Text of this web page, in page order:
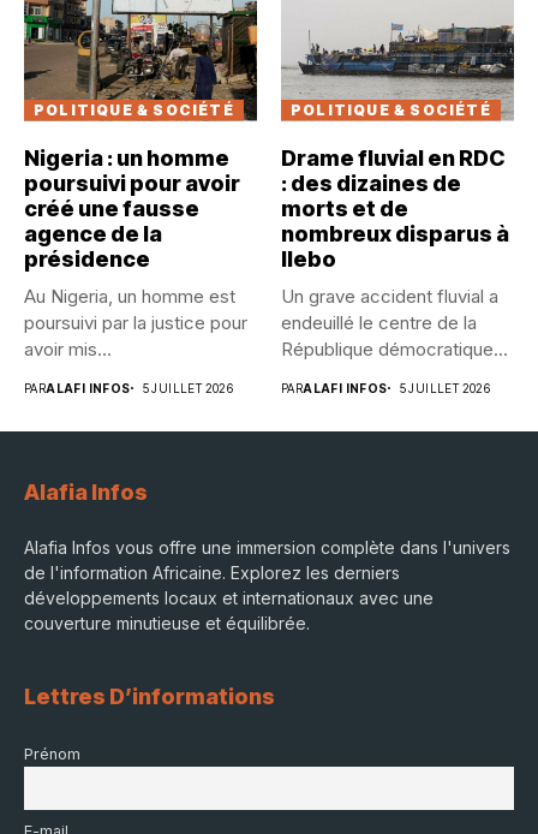
POLITIQUE & SOCIÉTÉ
Nigeria : un homme
poursuivi pour avoir
créé une fausse
agence de la
présidence
Au Nigeria, un homme est
poursuivi par la justice pour
avoir mis...
PARALAFI INFOS 5 JUILLET 2026
POLITIQUE & SOCIÉTÉ
Drame fluvial en RDC
: des dizaines de
morts et de
nombreux disparus à
Ilebo
Un grave accident fluvial a
endeuillé le centre de la
République démocratique...
PARALAFI INFOS 5 JUILLET 2026
Alafia Infos
Alafia Infos vous offre une immersion complète dans l'univers
de l'information Africaine. Explorez les derniers
développements locaux et internationaux avec une
couverture minutieuse et équilibrée.
Lettres D’informations
Prénom